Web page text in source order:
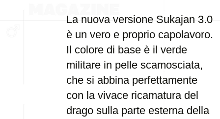
La nuova versione Sukajan 3.0
è un vero e proprio capolavoro.
Il colore di base è il verde
militare in pelle scamosciata,
che si abbina perfettamente
con la vivace ricamatura del
drago sulla parte esterna della